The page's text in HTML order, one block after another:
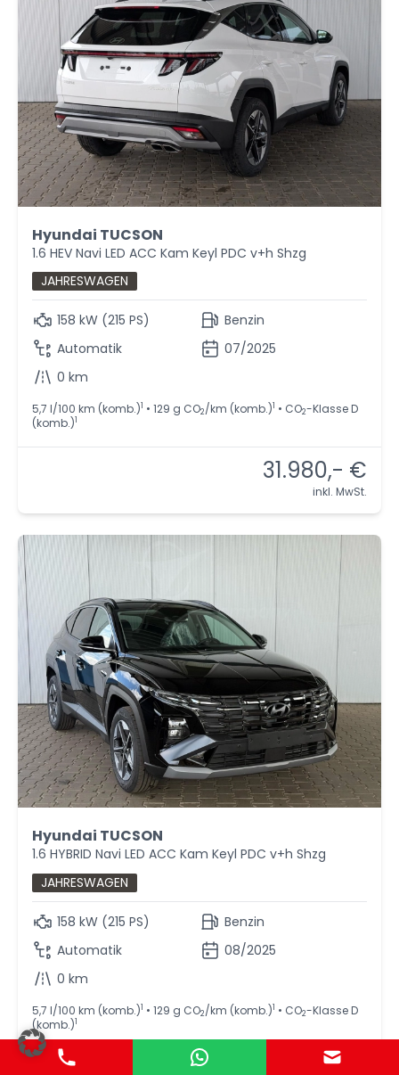
Hyundai TUCSON
1.6 HEV Navi LED ACC Kam Keyl PDC v+h Shzg
JAHRESWAGEN
158 kW (215 PS)
Automatik
0 km
Benzin
07/2025
5,7 l/100 km (komb.)1 • 129 g CO2/km (komb.)1 • CO2-Klasse D
(komb.)1
31.980,- €
inkl. MwSt.
Hyundai TUCSON
1.6 HYBRID Navi LED ACC Kam Keyl PDC v+h Shzg
JAHRESWAGEN
158 kW (215 PS)
Automatik
0 km
Benzin
08/2025
5,7 l/100 km (komb.)1 • 129 g CO2/km (komb.)1 • CO2-Klasse D
(komb.)1